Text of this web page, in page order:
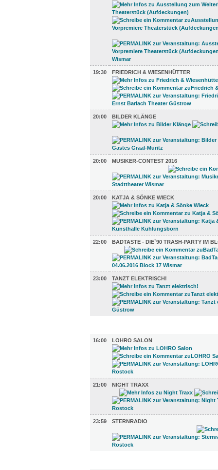
19:30 FRIEDRICH & WIESENHÜTTER
20:00 BILDER KLÄNGE
20:00 MUSIKER-CONTEST 2016
20:00 KATJA & SÖNKE WIECK
22:00 BADTASTE - DIE`90 TRASH-PARTY IM
23:00 TANZT ELEKTRISCH!
16:00
LOHRO SALON
21:00 NIGHT TRAXX
23:59 STERNRADIO